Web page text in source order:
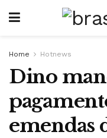
Home Hotnews
Dino
emendas